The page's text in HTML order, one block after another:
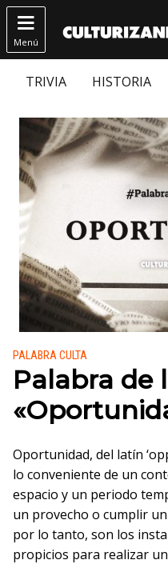

Menú
TRIVIA HISTORIA
Publicado en:
PALABRA CULTA
Palabra de
Oportunidad, del latín
lo conveniente de un
espacio y un periodo
un provecho o cumplir
por lo tanto, son los
propicios para realizar